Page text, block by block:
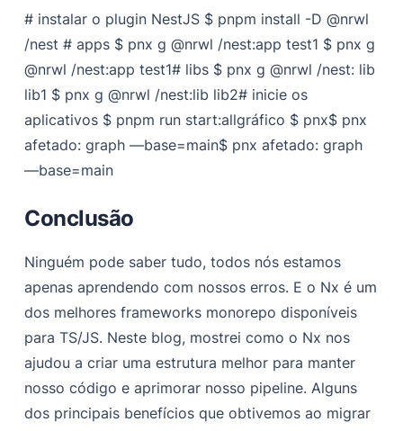
# instalar o plugin NestJS $ pnpm install -D @nrwl
/nest # apps $ pnx g @nrwl /nest:app test1 $ pnx g
@nrwl /nest:app test1# libs $ pnx g @nrwl /nest: lib
lib1 $ pnx g @nrwl /nest:lib lib2# inicie os
aplicativos $ pnpm run start:allgráfico $ pnx$ pnx
afetado: graph —base=main$ pnx afetado: graph
—base=main
Conclusão
Ninguém pode saber tudo, todos nós estamos
apenas aprendendo com nossos erros. E o Nx é um
dos melhores frameworks monorepo disponíveis
para TS/JS. Neste blog, mostrei como o Nx nos
ajudou a criar uma estrutura melhor para manter
nosso código e aprimorar nosso pipeline. Alguns
dos principais benefícios que obtivemos ao migrar